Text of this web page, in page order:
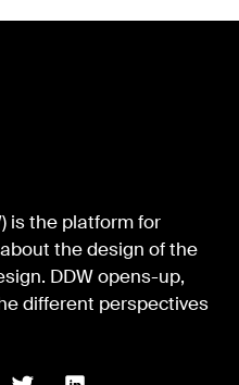
is the platform for
the design of the
DDW opens-up,
different perspectives